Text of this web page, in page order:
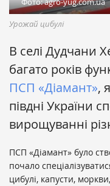
Урожай цибулі
В селі Дудчани
багато років
ПСП «Діамант»,
півдні України
вирощуванні
ПСП «Діамант» було
почало
цибулі, капусти,